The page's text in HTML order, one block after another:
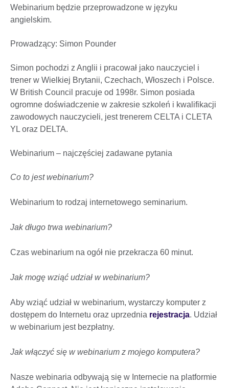
Webinarium będzie przeprowadzone w języku
angielskim.
Prowadzący: Simon Pounder
Simon pochodzi z Anglii i pracował jako nauczyciel i
trener w Wielkiej Brytanii, Czechach, Włoszech i Polsce.
W British Council pracuje od 1998r. Simon posiada
ogromne doświadczenie w zakresie szkoleń i kwalifikacji
zawodowych nauczycieli, jest trenerem CELTA i CLETA
YL oraz DELTA.
Webinarium – najczęściej zadawane pytania
Co to jest webinarium?
Webinarium to rodzaj internetowego seminarium.
Jak długo trwa webinarium?
Czas webinarium na ogół nie przekracza 60 minut.
Jak mogę wziąć udział w webinarium?
Aby wziąć udział w webinarium, wystarczy komputer z
dostępem do Internetu oraz uprzednia rejestracja. Udział
w webinarium jest bezpłatny.
Jak włączyć się w webinarium z mojego komputera?
Nasze webinaria odbywają się w Internecie na platformie